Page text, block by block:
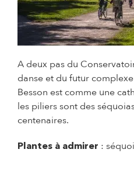
A deux pas du
danse et du futur
Besson est comme une
les piliers sont des
centenaires.
Plantes à admirer :